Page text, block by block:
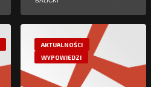
AKTUALNOŚCI
WYPOWIEDZI